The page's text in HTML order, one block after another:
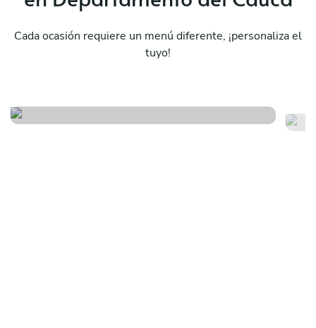
Cada ocasión requiere un menú diferente, ¡personaliza el
tuyo!